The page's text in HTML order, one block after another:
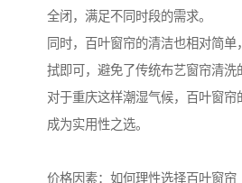
全闭，满足不同时段的需求。
同时，百叶窗帘的清洁也相对简
拭即可，避免了传统布艺窗帘清洗
对于重庆这样潮湿气候，百叶窗帘
成为实用性之选。
价格因素：如何理性选择百叶窗帘